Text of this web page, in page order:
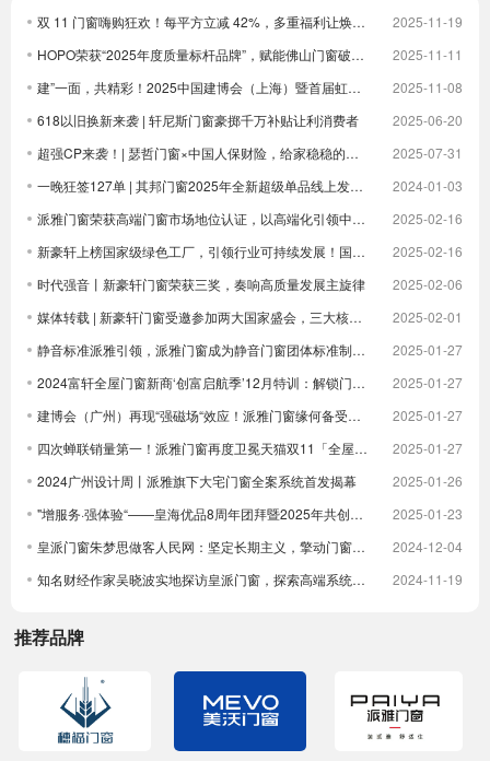
双 11 门窗嗨购狂欢！每平方立减 42%，多重福利让焕新更划算！
2025-11-19
HOPO荣获“2025年度质量标杆品牌”，赋能佛山门窗破卷立新
2025-11-11
建”一面，共精彩！2025中国建博会（上海）暨首届虹桥设计周顺利收官！
2025-11-08
618以旧换新来袭 | 轩尼斯门窗豪掷千万补贴让利消费者
2025-06-20
超强CP来袭！| 瑟哲门窗×中国人保财险，给家稳稳的安全感
2025-07-31
一晚狂签127单 | 其邦门窗2025年全新超级单品线上发布圆满成功
2024-01-03
派雅门窗荣获高端门窗市场地位认证，以高端化引领中国门窗新未来| 倒计时
2025-02-16
新豪轩上榜国家级绿色工厂，引领行业可持续发展！国家级荣誉 1！
2025-02-16
时代强音丨新豪轩门窗荣获三奖，奏响高质量发展主旋律
2025-02-06
媒体转载 | 新豪轩门窗受邀参加两大国家盛会，三大核心优势驱动企业发展
2025-02-01
静音标准派雅引领，派雅门窗成为静音门窗团体标准制定者
2025-01-27
2024富轩全屋门窗新商‘创富启航季’12月特训：解锁门窗界新航海图，共铸辉煌未来篇章
2025-01-27
建博会（广州）再现“强磁场“效应！派雅门窗缘何备受青睐？
2025-01-27
四次蝉联销量第一！派雅门窗再度卫冕天猫双11「全屋定制窗类目全周期热销第一」
2025-01-27
2024广州设计周丨派雅旗下大宅门窗全案系统首发揭幕
2025-01-26
"增服务·强体验“——皇海优品8周年团拜暨2025年共创大会圆满举行
2025-01-23
皇派门窗朱梦思做客人民网：坚定长期主义，擎动门窗高质量发展
2024-12-04
知名财经作家吴晓波实地探访皇派门窗，探索高端系统门窗智造实力，深入体验高端隔音门窗
2024-11-19
推荐品牌